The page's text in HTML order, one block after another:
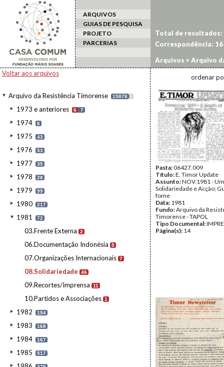
ARQUIVOS
GUIAS DE PESQUISA
PROJETO
PARCERIAS
Voltar aos arquivos
Arquivo da Resistência Timorense 15878 I
1973 e anteriores 6 7
1974 6
1975 43
1976 53
1977 35
1978 28
1979 99
1980 217
1981 72
03.Frente Externa 2
06.Documentação Indonésia 5
07.Organizações Internacionais 7
08.Solidariedade 46
09.Recortes/Imprensa 11
10.Partidos e Associações 1
1982 194
1983 168
1984 167
1985 517
Total de resultados:
Correspondência: 16
Arquivos >Arquivo
ordenar
Pasta:06427.009
Título:E. Timor Update
Assunto:NOV.1981 -
Solidariedade e Acção;
fome
Data: 1981
Fundo:Arquivo da
Timorense - TAPOL
Tipo Documental:
Página(s): 14